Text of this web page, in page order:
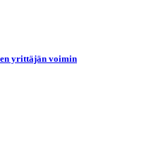
yrittäjän voimin